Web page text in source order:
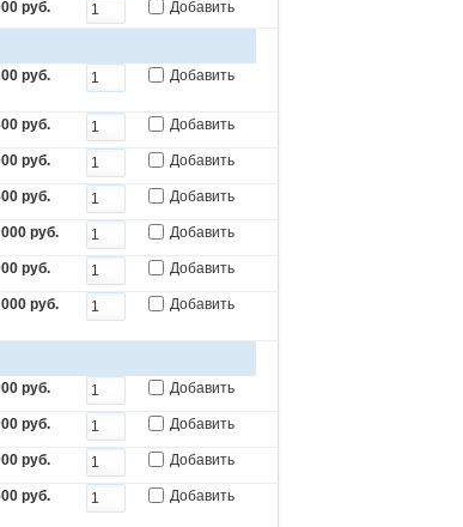
руб. Добавить
руб. Добавить
руб. Добавить
руб. Добавить
руб. Добавить
руб. Добавить
руб. Добавить
руб. Добавить
руб. Добавить
руб. Добавить
руб. Добавить
руб. Добавить